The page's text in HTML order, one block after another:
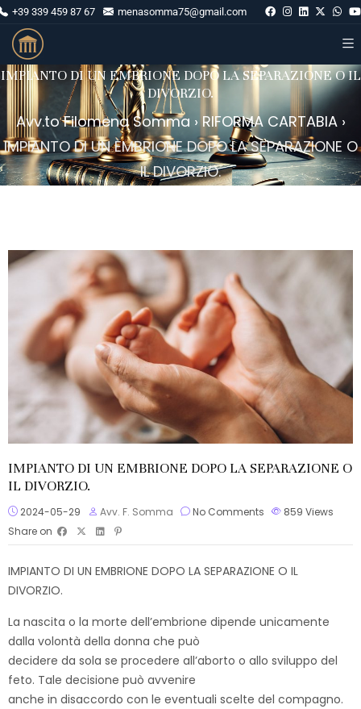
+39 339 459 87 67 menasomma75@gmail.com
IMPIANTO DI UN EMBRIONE DOPO LA SEPARAZIONE O IL
DIVORZIO.
Avv.to Filomena Somma ›RIFORMA CARTABIA›
IMPIANTO DI UN EMBRIONE DOPO LA SEPARAZIONE O
IL DIVORZIO.
IMPIANTO DI UN EMBRIONE DOPO LA SEPARAZIONE O
IL DIVORZIO.
2024-05-29 Avv. F. Somma No Comments 859 Views
Share on
IMPIANTO DI UN EMBRIONE DOPO LA SEPARAZIONE O IL
DIVORZIO.
La nascita o la morte dell’embrione dipende unicamente
dalla volontà della donna che può
decidere da sola se procedere all’aborto o allo sviluppo del
feto. Tale decisione può avvenire
anche in disaccordo con le eventuali scelte del compagno.